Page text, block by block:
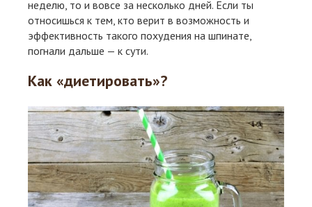
неделю, то и вовсе за несколько дней. Если ты
относишься к тем, кто верит в возможность и
эффективность такого похудения на шпинате,
погнали дальше — к сути.
Как «диетировать»?